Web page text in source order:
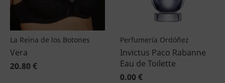
La Reina de los Botones
Vera
20.80 €
Perfumería Ordóñez
Invictus Paco Rabanne
Eau de Toilette
0.00 €